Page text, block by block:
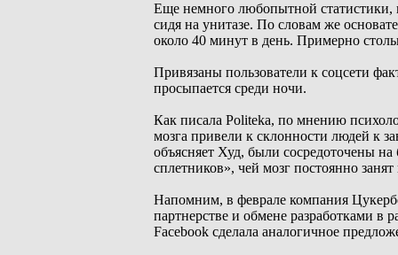
Еще немного любопытной статистики,
сидя на унитазе. По словам же
около 40 минут в день. Примерно
Привязаны пользователи к соцсети
просыпается среди ночи.
Как писала Politeka, по мнению
мозга привели к склонности людей к
объясняет Худ, были сосредоточены
сплетников», чей мозг постоянно
Напомним, в феврале компания
партнерстве и обмене разработками в
Facebook сделала аналогичное